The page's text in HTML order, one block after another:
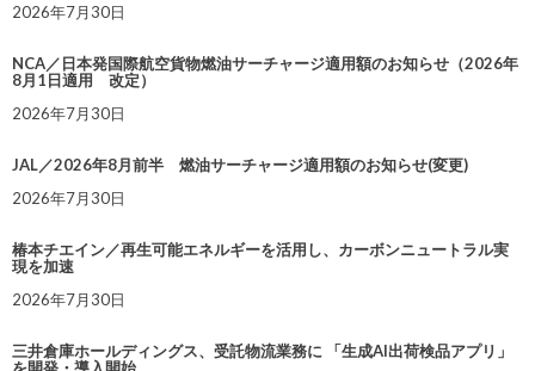
2026年7月30日
NCA／日本発国際航空貨物燃油サーチャージ適用額のお知らせ（2026年
8月1日適用 改定）
2026年7月30日
JAL／2026年8月前半 燃油サーチャージ適用額のお知らせ(変更)
2026年7月30日
椿本チエイン／再生可能エネルギーを活用し、カーボンニュートラル実
現を加速
2026年7月30日
三井倉庫ホールディングス、受託物流業務に 「生成AI出荷検品アプリ」